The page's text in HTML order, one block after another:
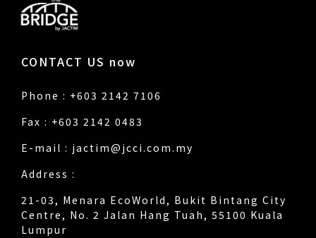
CONTACT US now
Phone : +603 2142 7106
Fax : +603 2142 0483
E-mail : jactim@jcci.com.my
Address :
21-03, Menara EcoWorld, Bukit Bintang City
Centre, No. 2 Jalan Hang Tuah, 55100 Kuala
Lumpur